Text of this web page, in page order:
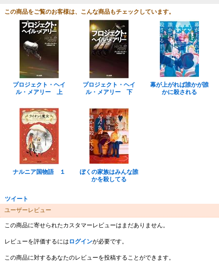
この商品をご覧のお客様は、こんな商品もチェックしています。
プロジェクト・ヘイ
ル・メアリー 上
プロジェクト・ヘイ
ル・メアリー 下
幕が上がれば誰かが誰
かに殺される
ナルニア国物語 １
ぼくの家族はみんな誰
かを殺してる
ツイート
ユーザーレビュー
この商品に寄せられたカスタマーレビューはまだありません。
レビューを評価するには ログインが必要です。
この商品に対するあなたのレビューを投稿することができます。